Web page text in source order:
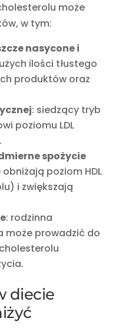
może
w tym:
nasycone i
ilości tłustego
produktów oraz
: siedzący tryb
poziomu LDL
spożycie
poziom HDL
i zwiększają
: rodzinna
może prowadzić do
diecie